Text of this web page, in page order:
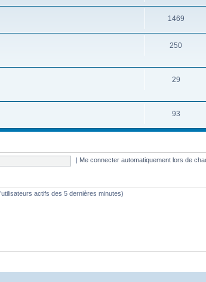
1469
250
29
93
Me connecter automatiquement lors de
actifs des 5 dernières minutes)